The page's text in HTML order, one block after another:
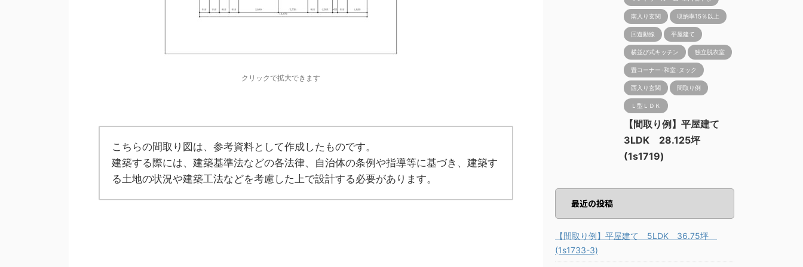
クリックで拡大できます
こちらの間取り図は、参考資料として作成したものです。
建築する際には、建築基準法などの各法律、自治体の条例や指導等に基づき、建築す
る土地の状況や建築工法などを考慮した上で設計する必要があります。
南入り玄関 収納率15％以上
回遊動線 平屋建て
横並び式キッチン 独立脱衣室
畳コーナー･和室･ヌック
西入り玄関 間取り例
Ｌ型ＬＤＫ
【間取り例】平屋建て
3LDK 28.125坪
(1s1719)
最近の投稿
【間取り例】平屋建て 5LDK 36.75坪
(1s1733-3)